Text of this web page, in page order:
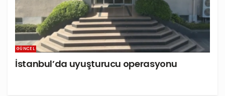
GÜNCEL
İstanbul’da uyuşturucu operasyonu